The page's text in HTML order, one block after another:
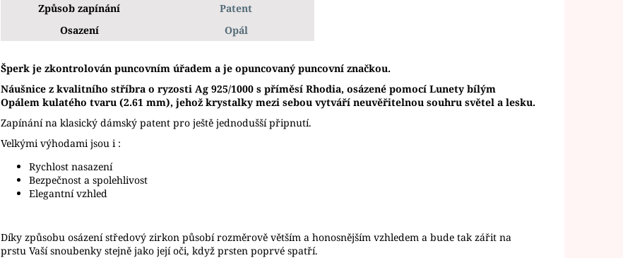
Způsob zapínání
Patent
Osazení
Opál
Šperk je zkontrolován puncovním úřadem a je opuncovaný puncovní značkou.
Náušnice z kvalitního stříbra o ryzosti Ag 925/1000 s příměsí Rhodia, osázené pomocí Lunety bílým
Opálem kulatého tvaru (2.61 mm), jehož krystalky mezi sebou vytváří neuvěřitelnou souhru světel a lesku.
Zapínání na klasický dámský patent pro ještě jednodušší připnutí.
Velkými výhodami jsou i :
Rychlost nasazení
Bezpečnost a spolehlivost
Elegantní vzhled
Díky způsobu osázení středový zirkon působí rozměrově větším a honosnějším vzhledem a bude tak zářit na
prstu Vaší snoubenky stejně jako její oči, když prsten poprvé spatří.